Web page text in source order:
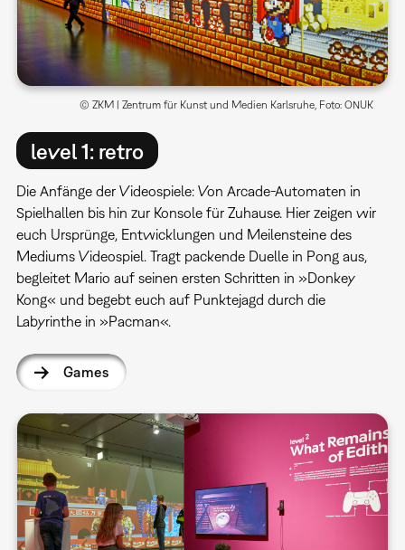
level 1: retro
Die Anfänge der Videospiele: Von Arcade-Automaten in
Spielhallen bis hin zur Konsole für Zuhause. Hier zeigen wir
euch Ursprünge, Entwicklungen und Meilensteine des
Mediums Videospiel. Tragt packende Duelle in Pong aus,
begleitet Mario auf seinen ersten Schritten in »Donkey
Kong« und begebt euch auf Punktejagd durch die
Labyrinthe in »Pacman«.
Games
© ZKM | Zentrum für Kunst und Medien Karlsruhe, Foto: ONUK